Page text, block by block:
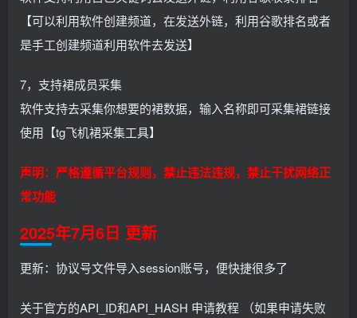
【可以利用软件创建频道，在发送外链，利用谷歌排名或者
是手工创建频道利用软件去发送】
7，支持裙成员采集
软件支持去采集你想要的裙数据，输入名称即可采集裙链接
使用【tg飞机裙采集工具】
声明：严格遵循平台规则，禁止违法违规，禁止干扰网络正
常功能
2025年7月6日 更新
更新：协议号文件导入session账号，便快捷很多了
关于官方的API_ID和API_HASH 申请教程 （如果申请失败